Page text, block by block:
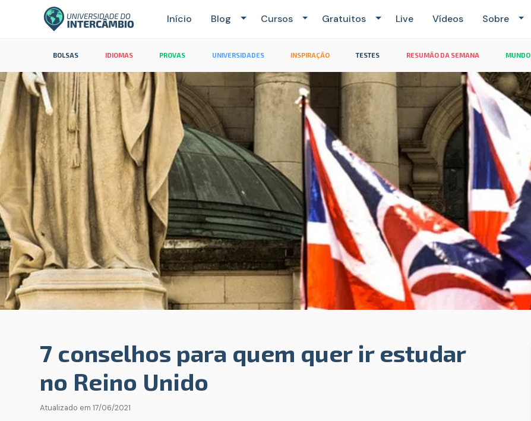
Início Blog Cursos Gratuitos Live Vídeos Sobre
BOLSAS IDIOMAS PROVAS UNIVERSIDADES INSPIRAÇÃO TESTES RESUMÃO DA SEMANA MUNDO
7 conselhos para quem quer ir estudar
no Reino Unido
Atualizado em 17/06/2021